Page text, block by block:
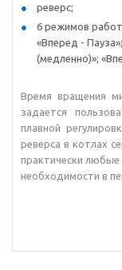
реверс;
6 режимов
«Вперед -
(медленно)»;
Время вращения
задается
плавной
реверса в котлах
практически любые
необходимости в